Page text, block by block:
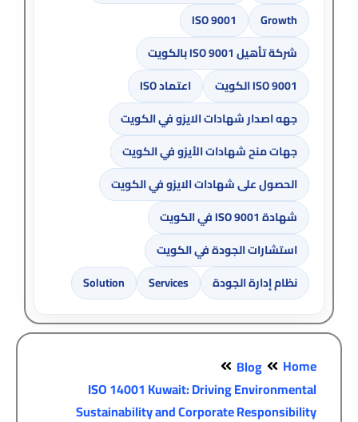
Growth
ISO 9001
شركة تأهيل ISO 9001 بالكويت
ISO 9001 الكويت
اعتماد ISO
جهه اصدار شهادات الايزو في الكويت
جهات منح شهادات الأيزو في الكويت
الحصول على شهادات الايزو في الكويت
شهادة ISO 9001 في الكويت
استشارات الجودة في الكويت
نظام إدارة الجودة
Services
Solution
Home
Blog
ISO 14001 Kuwait: Driving Environmental
Sustainability and Corporate Responsibility